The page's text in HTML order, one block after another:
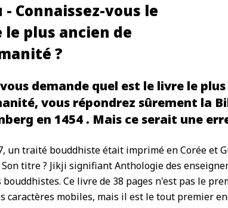
- Connaissez-vous le
le plus ancien de
?
demande quel est le livre le
vous répondrez sûrement la
en 1454 . Mais ce serait une
un traité bouddhiste était imprimé en Corée et
Son titre ? Jikji signifiant Anthologie des
Ce livre de 38 pages n'est pas le
caractères mobiles, mais il est le tout premier